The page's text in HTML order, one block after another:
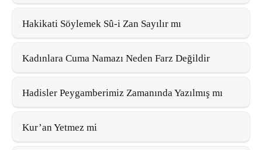
Hakikati Söylemek Sû-i Zan Sayılır mı
Kadınlara Cuma Namazı Neden Farz Değildir
Hadisler Peygamberimiz Zamanında Yazılmış mı
Kur’an Yetmez mi